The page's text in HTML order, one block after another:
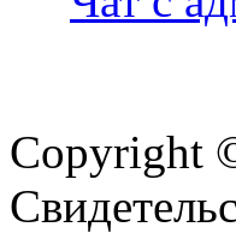
Copyright